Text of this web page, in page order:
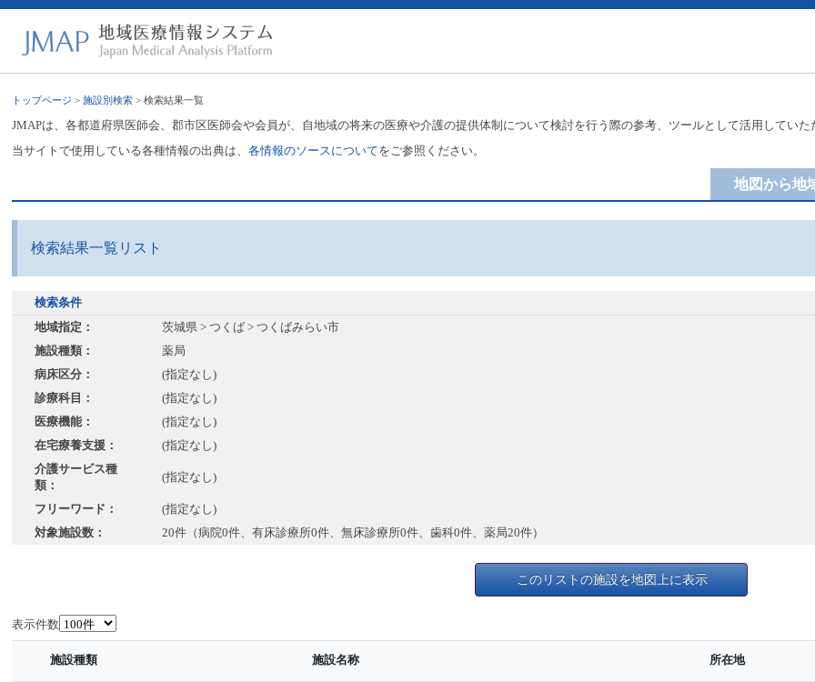
トップページ >施設別検索 > 検索結果一覧
JMAPは、各都道府県医師会、郡市区医師会や会員が、自地域の将来の医療や介護の提供体制について検討を行う際の参考、ツールとして活用していた
当サイトで使用している各種情報の出典は、各情報のソースについてをご参照ください。
地図から地
検索結果一覧リスト
検索条件
地域指定：
茨城県 > つくば > つくばみらい市
施設種類：
薬局
病床区分：
(指定なし)
診療科目：
(指定なし)
医療機能：
(指定なし)
在宅療養支援：
(指定なし)
介護サービス種
類：
(指定なし)
フリーワード：
(指定なし)
対象施設数：
20件（病院0件、有床診療所0件、無床診療所0件、歯科0件、薬局20件）
このリストの施設を地図上に表示
表示件数
施設種類 施設名称 所在地